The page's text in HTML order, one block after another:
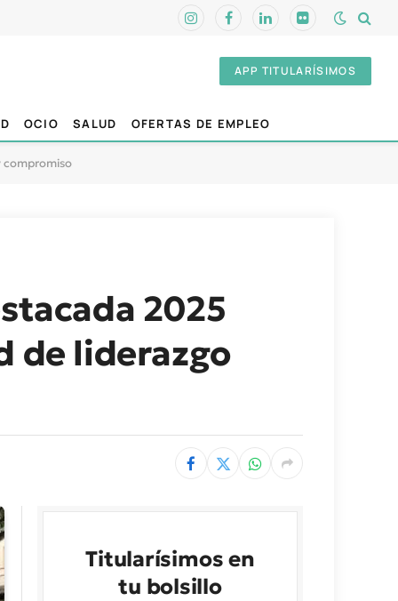
InstagramFacebookLinkedInFlickr
APP TITULARÍSIMOS
OCIO SALUD OFERTAS DE EMPLEO
compromiso
2025
de liderazgo
Titularísimos en
tu bolsillo